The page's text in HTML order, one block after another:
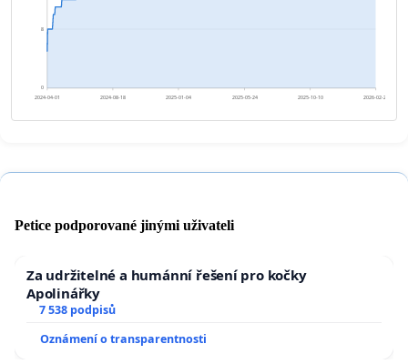
0
8
2024-04-01 2024-08-18 2025-01-04 2025-05-24 2025-10-10 2026-02-26
Petice podporované jinými uživateli
Za udržitelné a humánní řešení pro kočky
Apolinářky
7 538 podpisů
Oznámení o transparentnosti